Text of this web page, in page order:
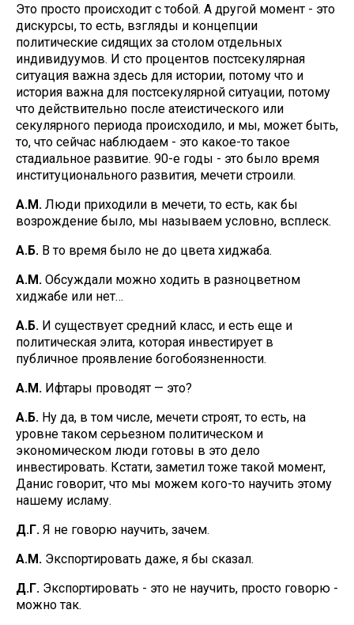
Это просто происходит с тобой. А другой момент - это
дискурсы, то есть, взгляды и концепции
политические сидящих за столом отдельных
индивидуумов. И сто процентов постсекулярная
ситуация важна здесь для истории, потому что и
история важна для постсекулярной ситуации, потому
что действительно после атеистического или
секулярного периода происходило, и мы, может быть,
то, что сейчас наблюдаем - это какое-то такое
стадиальное развитие. 90-е годы - это было время
институционального развития, мечети строили.
А.М. Люди приходили в мечети, то есть, как бы
возрождение было, мы называем условно, всплеск.
А.Б. В то время было не до цвета хиджаба.
А.М. Обсуждали можно ходить в разноцветном
хиджабе или нет…
А.Б. И существует средний класс, и есть еще и
политическая элита, которая инвестирует в
публичное проявление богобоязненности.
А.М. Ифтары проводят — это?
А.Б. Ну да, в том числе, мечети строят, то есть, на
уровне таком серьезном политическом и
экономическом люди готовы в это дело
инвестировать. Кстати, заметил тоже такой момент,
Данис говорит, что мы можем кого-то научить этому
нашему исламу.
Д.Г. Я не говорю научить, зачем.
А.М. Экспортировать даже, я бы сказал.
Д.Г. Экспортировать - это не научить, просто говорю -
можно так.